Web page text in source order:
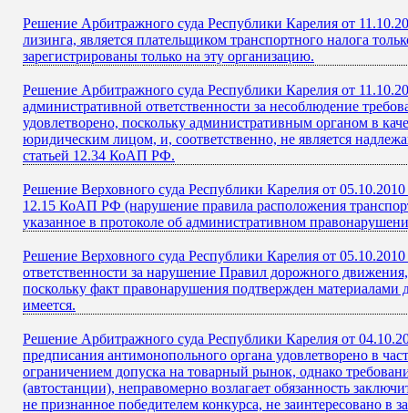
Решение Арбитражного суда Республики Карелия от
лизинга, является плательщиком транспортного налога
зарегистрированы только на эту организацию.
Решение Арбитражного суда Республики Карелия от
административной ответственности за несоблюдение
удовлетворено, поскольку административным органом в
юридическим лицом, и, соответственно, не является
статьей 12.34 КоАП РФ.
Решение Верховного суда Республики Карелия от
12.15 КоАП РФ (нарушение правила расположения
указанное в протоколе об административном
Решение Верховного суда Республики Карелия от
ответственности за нарушение Правил дорожного
поскольку факт правонарушения подтвержден
имеется.
Решение Арбитражного суда Республики Карелия от
предписания антимонопольного органа удовлетворено в
ограничением допуска на товарный рынок, однако
(автостанции), неправомерно возлагает обязанность
не признанное победителем конкурса, не заинтересовано в